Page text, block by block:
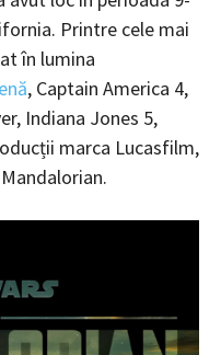
Printre cele mai
în lumina
, Captain America 4,
Indiana Jones 5,
marca Lucasfilm,